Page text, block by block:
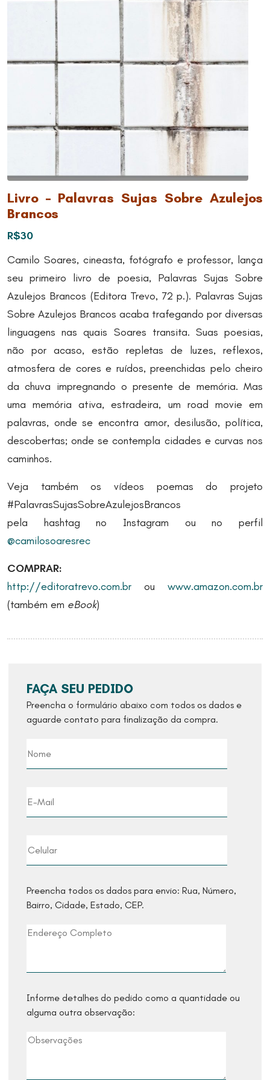
Livro – Palavras Sujas Sobre Azulejos
Brancos
R$30
Camilo Soares, cineasta, fotógrafo e professor, lança
seu primeiro livro de poesia, Palavras Sujas Sobre
Azulejos Brancos (Editora Trevo, 72 p.). Palavras Sujas
Sobre Azulejos Brancos acaba trafegando por diversas
linguagens nas quais Soares transita. Suas poesias,
não por acaso, estão repletas de luzes, reflexos,
atmosfera de cores e ruídos, preenchidas pelo cheiro
da chuva impregnando o presente de memória. Mas
uma memória ativa, estradeira, um road movie em
palavras, onde se encontra amor, desilusão, política,
descobertas; onde se contempla cidades e curvas nos
caminhos.
Veja também os vídeos poemas do projeto
#PalavrasSujasSobreAzulejosBrancos
pela hashtag no Instagram ou no perfil
@camilosoaresrec
COMPRAR:
http://editoratrevo.com.br ou www.amazon.com.br
(também em eBook)
FAÇA SEU PEDIDO
Preencha o formulário abaixo com todos os dados e
aguarde contato para finalização da compra.
Preencha todos os dados para envio: Rua, Número,
Bairro, Cidade, Estado, CEP.
Informe detalhes do pedido como a quantidade ou
alguma outra observação: